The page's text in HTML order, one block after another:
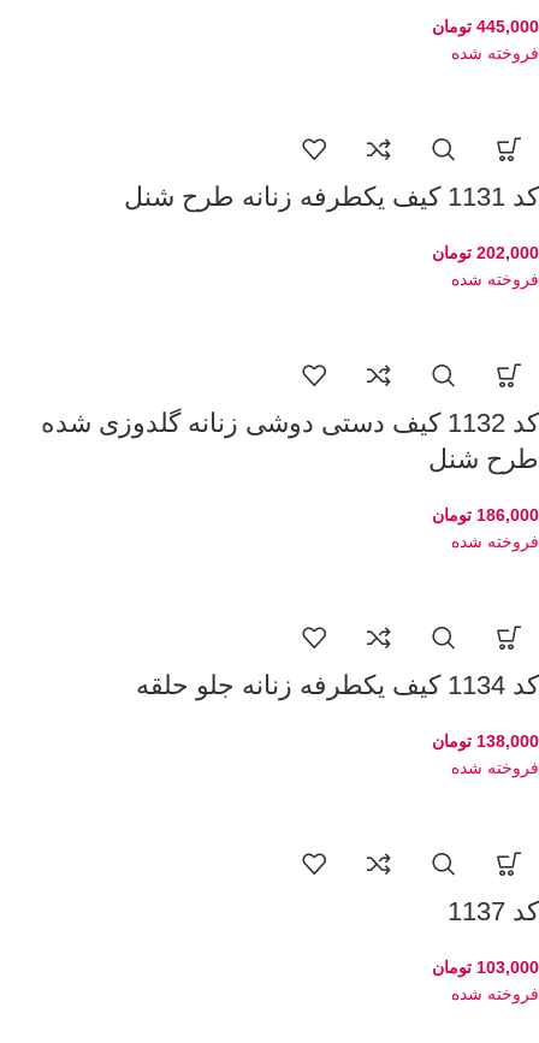
445,000 تومان
فروخته شده
کد 1131 کیف یکطرفه زنانه طرح شنل
202,000 تومان
فروخته شده
کد 1132 کیف دستی دوشی زنانه گلدوزی شده
طرح شنل
186,000 تومان
فروخته شده
کد 1134 کیف یکطرفه زنانه جلو حلقه
138,000 تومان
فروخته شده
کد 1137
103,000 تومان
فروخته شده